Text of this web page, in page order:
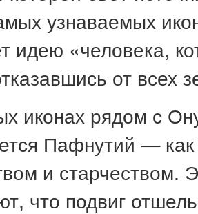
узнаваемых
идею «человека,
от всех
иконах рядом с
Пафнутий —
и старчеством.
что подвиг